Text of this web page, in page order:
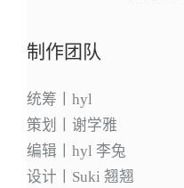
制作团队
统筹丨hyl
策划丨谢学雅
编辑丨hyl 李兔
设计丨Suki 翘翘